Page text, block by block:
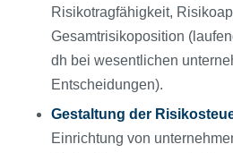
Risikotragfähigkeit,
Gesamtrisikoposition
dh bei wesentlichen
Entscheidungen).
Gestaltung der
Einrichtung von